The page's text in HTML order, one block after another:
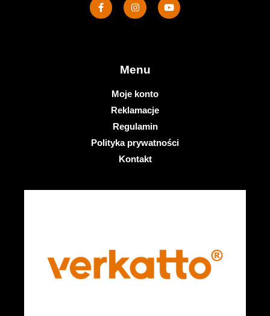
Menu
Moje konto
Reklamacje
Regulamin
Polityka prywatności
Kontakt